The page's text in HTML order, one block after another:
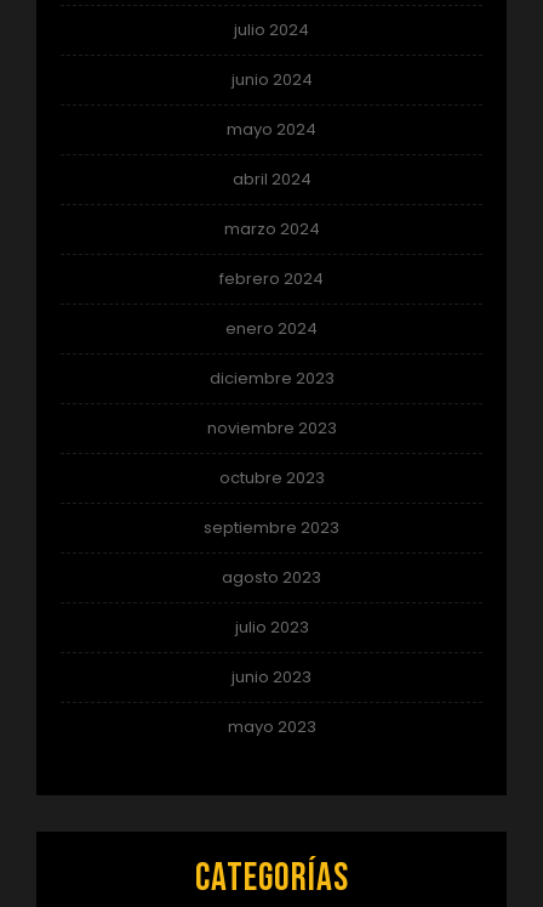
julio 2024
junio 2024
mayo 2024
abril 2024
marzo 2024
febrero 2024
enero 2024
diciembre 2023
noviembre 2023
octubre 2023
septiembre 2023
agosto 2023
julio 2023
junio 2023
mayo 2023
Categorías